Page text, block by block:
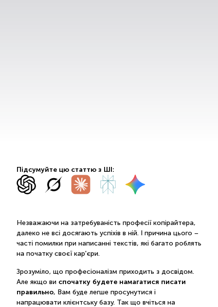
Підсумуйте цю статтю з ШІ:
Незважаючи на затребуваність професії копірайтера,
далеко не всі досягають успіхів в ній. І причина цього –
часті помилки при написанні текстів, які багато роблять
на початку своєї кар'єри.
Зрозуміло, що професіоналізм приходить з досвідом.
Але якщо ви спочатку будете намагатися писати
правильно, Вам буде легше просунутися і
напрацювати клієнтську базу. Так що вчіться на